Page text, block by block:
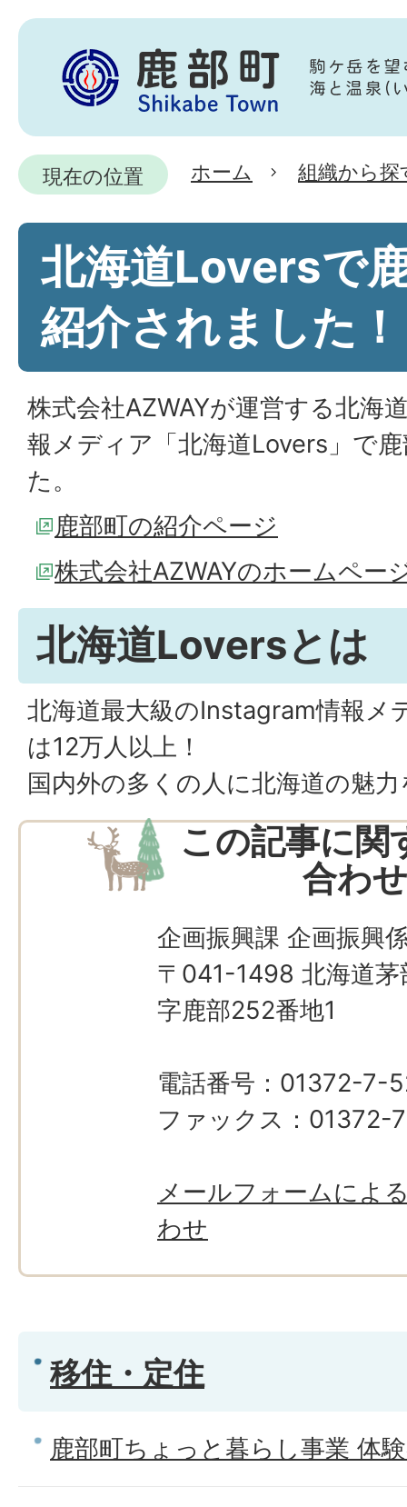
現在の位置 ホーム 組織から探
北海道Loversで
紹介されました！
株式会社AZWAYが運営する北海
報メディア「北海道Lovers」で
た。
鹿部町の紹介ページ
株式会社AZWAYのホームペー
北海道Loversとは
北海道最大級のInstagram情報メ
は12万人以上！
国内外の多くの人に北海道の魅
この記事に関
合わ
企画振興課 企画振興
〒041-1498 北海道茅
字鹿部252番地1
電話番号：01372-7-
ファックス：01372-
メールフォームによ
わせ
移住・定住
鹿部町ちょっと暮らし事業 体